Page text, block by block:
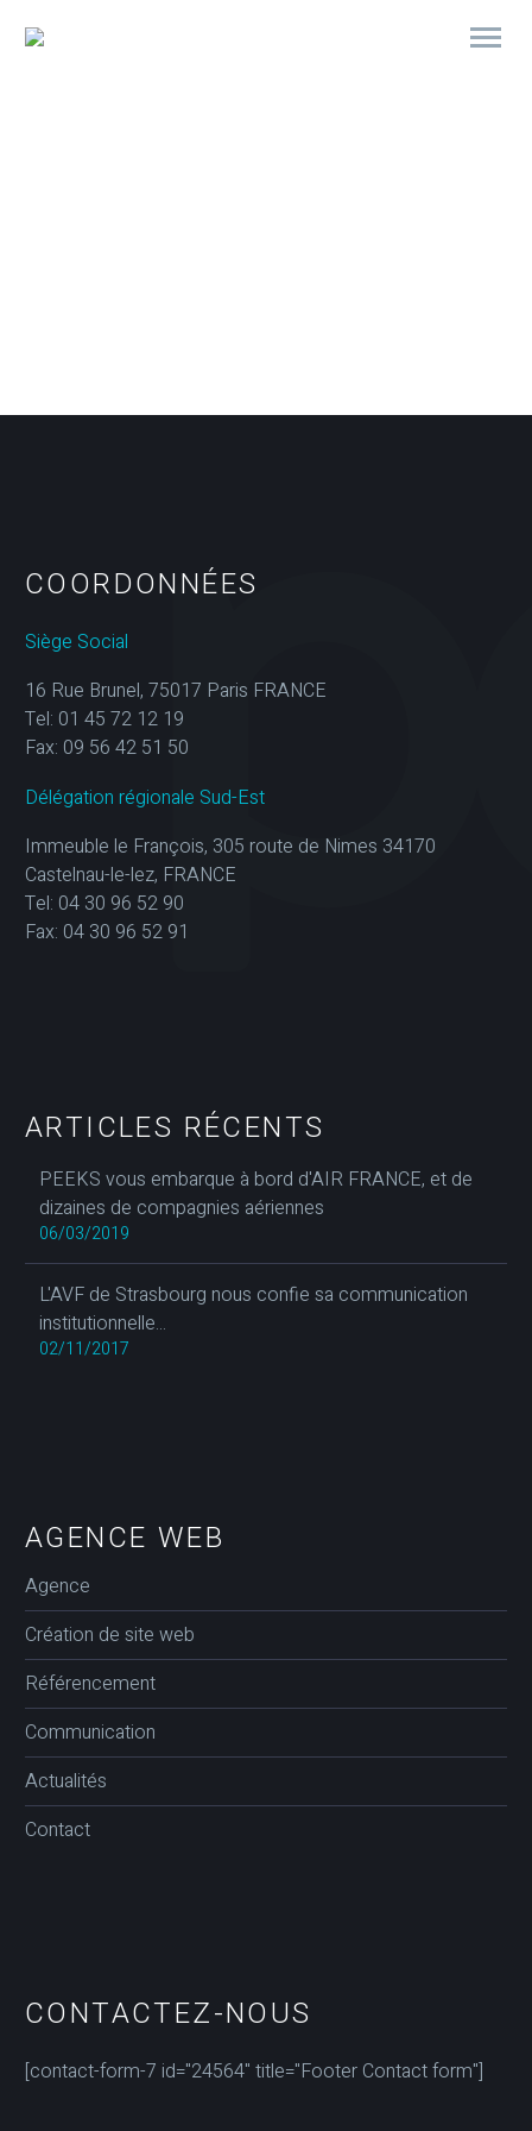
COORDONNÉES
Siège Social
16 Rue Brunel, 75017 Paris FRANCE
Tel: 01 45 72 12 19
Fax: 09 56 42 51 50
Délégation régionale Sud-Est
Immeuble le François, 305 route de Nimes 34170
Castelnau-le-lez, FRANCE
Tel: 04 30 96 52 90
Fax: 04 30 96 52 91
ARTICLES RÉCENTS
PEEKS vous embarque à bord d'AIR FRANCE, et de
dizaines de compagnies aériennes
06/03/2019
L'AVF de Strasbourg nous confie sa communication
institutionnelle...
02/11/2017
AGENCE WEB
Agence
Création de site web
Référencement
Communication
Actualités
Contact
CONTACTEZ-NOUS
[contact-form-7 id="24564" title="Footer Contact form"]